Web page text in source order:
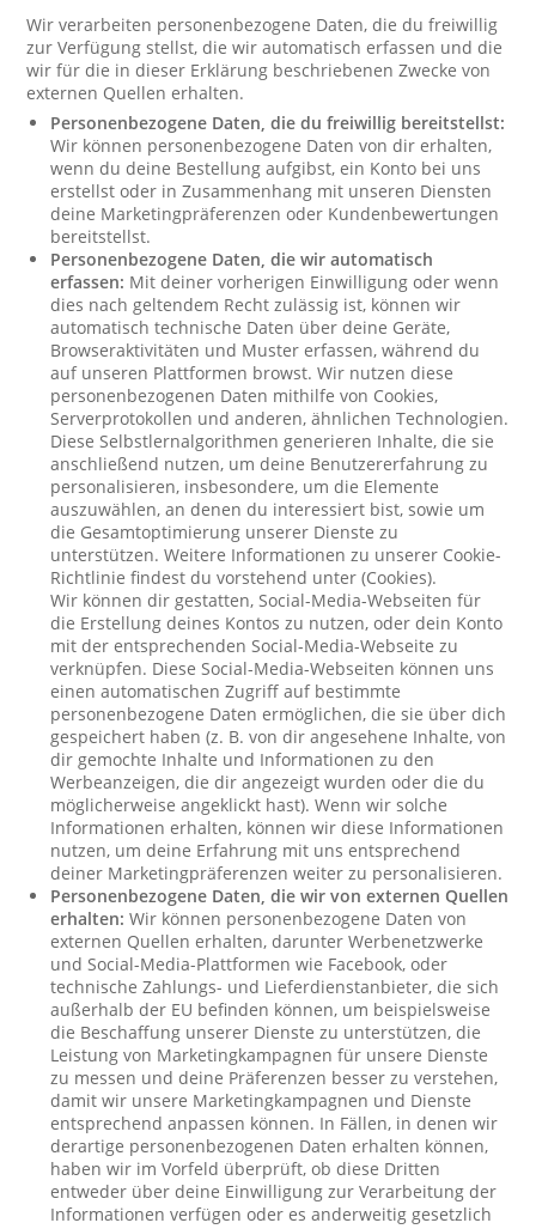
Wir verarbeiten personenbezogene Daten, die du freiwillig
zur Verfügung stellst, die wir automatisch erfassen und die
wir für die in dieser Erklärung beschriebenen Zwecke von
externen Quellen erhalten.
Personenbezogene Daten, die du freiwillig bereitstellst:
Wir können personenbezogene Daten von dir erhalten,
wenn du deine Bestellung aufgibst, ein Konto bei uns
erstellst oder in Zusammenhang mit unseren Diensten
deine Marketingpräferenzen oder Kundenbewertungen
bereitstellst.
Personenbezogene Daten, die wir automatisch
erfassen: Mit deiner vorherigen Einwilligung oder wenn
dies nach geltendem Recht zulässig ist, können wir
automatisch technische Daten über deine Geräte,
Browseraktivitäten und Muster erfassen, während du
auf unseren Plattformen browst. Wir nutzen diese
personenbezogenen Daten mithilfe von Cookies,
Serverprotokollen und anderen, ähnlichen Technologien.
Diese Selbstlernalgorithmen generieren Inhalte, die sie
anschließend nutzen, um deine Benutzererfahrung zu
personalisieren, insbesondere, um die Elemente
auszuwählen, an denen du interessiert bist, sowie um
die Gesamtoptimierung unserer Dienste zu
unterstützen. Weitere Informationen zu unserer Cookie-
Richtlinie findest du vorstehend unter (Cookies).
Wir können dir gestatten, Social-Media-Webseiten für
die Erstellung deines Kontos zu nutzen, oder dein Konto
mit der entsprechenden Social-Media-Webseite zu
verknüpfen. Diese Social-Media-Webseiten können uns
einen automatischen Zugriff auf bestimmte
personenbezogene Daten ermöglichen, die sie über dich
gespeichert haben (z. B. von dir angesehene Inhalte, von
dir gemochte Inhalte und Informationen zu den
Werbeanzeigen, die dir angezeigt wurden oder die du
möglicherweise angeklickt hast). Wenn wir solche
Informationen erhalten, können wir diese Informationen
nutzen, um deine Erfahrung mit uns entsprechend
deiner Marketingpräferenzen weiter zu personalisieren.
Personenbezogene Daten, die wir von externen Quellen
erhalten: Wir können personenbezogene Daten von
externen Quellen erhalten, darunter Werbenetzwerke
und Social-Media-Plattformen wie Facebook, oder
technische Zahlungs- und Lieferdienstanbieter, die sich
außerhalb der EU befinden können, um beispielsweise
die Beschaffung unserer Dienste zu unterstützen, die
Leistung von Marketingkampagnen für unsere Dienste
zu messen und deine Präferenzen besser zu verstehen,
damit wir unsere Marketingkampagnen und Dienste
entsprechend anpassen können. In Fällen, in denen wir
derartige personenbezogenen Daten erhalten können,
haben wir im Vorfeld überprüft, ob diese Dritten
entweder über deine Einwilligung zur Verarbeitung der
Informationen verfügen oder es anderweitig gesetzlich